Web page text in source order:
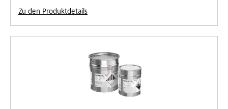
Zu den Produktdetails